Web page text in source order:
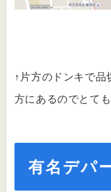
↑片方のドンキで
方にあるのでとても
有名デパ